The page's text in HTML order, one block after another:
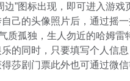
”图标出现，即可进入游戏
己的头像照片后，通过摇
质孤独，生人勿近的哈姆雷
的同时，只要填写个人信
莎剧门票此外也可通过微